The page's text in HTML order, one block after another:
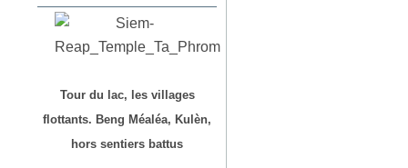
Tour du lac, les villages
flottants. Beng Méaléa, Kulèn,
hors sentiers battus